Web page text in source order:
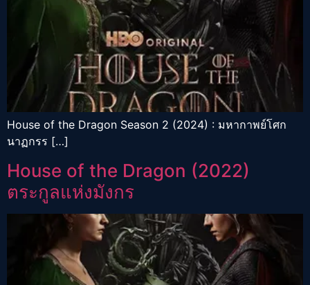
House of the Dragon Season 2 (2024) : มหากาพย์โศก
นาฏกรร […]
House of the Dragon (2022)
ตระกูลแห่งมังกร